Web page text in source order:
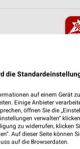
-
immer
✔Standortgenaue
✔Folge deinem
✔Push-
✔Einkaufsliste -
auch mobil – App
die
auf einem Gerät
Einige Anbieter
öffnen Sie die
verwalten“
zu widerrufen, klicken
Auf dieser Seite können
auf die Browserdaten.